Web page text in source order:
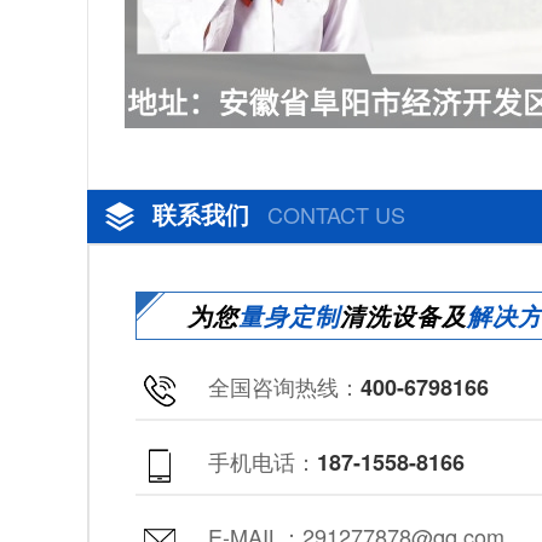
联系我们 CONTACT US
为您量身定制清洗设备及解决
全国咨询热线： 400-6798166
手机电话： 187-1558-8166